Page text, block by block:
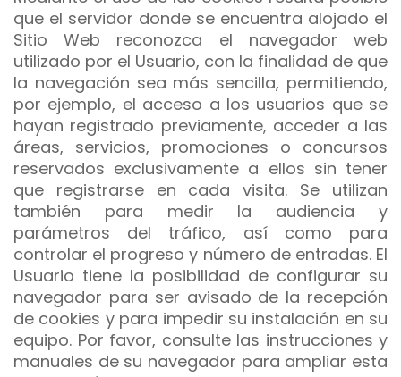
que el servidor donde se encuentra alojado el
Sitio Web reconozca el navegador web
utilizado por el Usuario, con la finalidad de que
la navegación sea más sencilla, permitiendo,
por ejemplo, el acceso a los usuarios que se
hayan registrado previamente, acceder a las
áreas, servicios, promociones o concursos
reservados exclusivamente a ellos sin tener
que registrarse en cada visita. Se utilizan
también para medir la audiencia y
parámetros del tráfico, así como para
controlar el progreso y número de entradas. El
Usuario tiene la posibilidad de configurar su
navegador para ser avisado de la recepción
de cookies y para impedir su instalación en su
equipo. Por favor, consulte las instrucciones y
manuales de su navegador para ampliar esta